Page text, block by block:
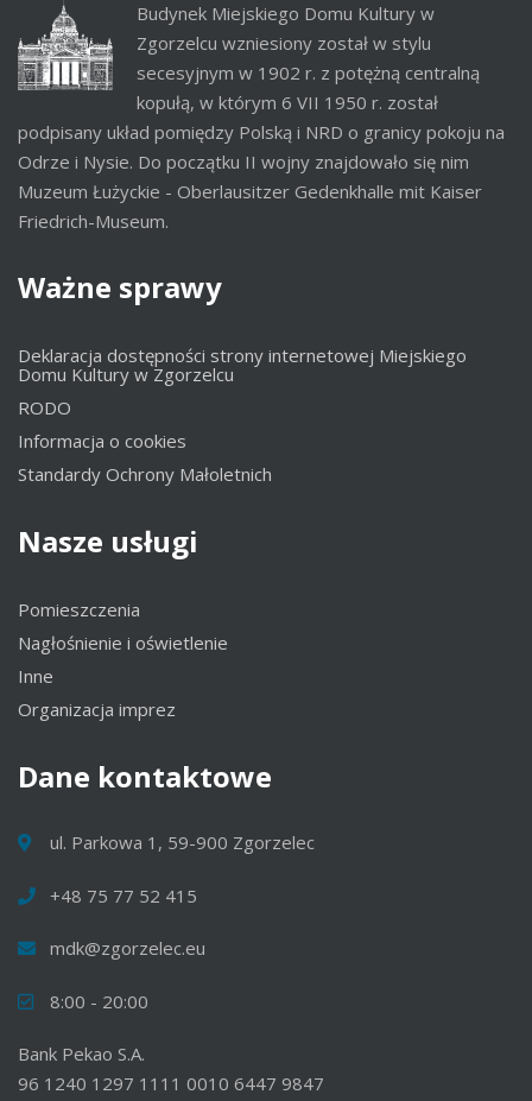
Budynek Miejskiego Domu Kultury w
Zgorzelcu wzniesiony został w stylu
secesyjnym w 1902 r. z potężną centralną
kopułą, w którym 6 VII 1950 r. został
podpisany układ pomiędzy Polską i NRD o granicy pokoju na
Odrze i Nysie. Do początku II wojny znajdowało się nim
Muzeum Łużyckie - Oberlausitzer Gedenkhalle mit Kaiser
Friedrich-Museum.
Ważne sprawy
Deklaracja dostępności strony internetowej Miejskiego
Domu Kultury w Zgorzelcu
RODO
Informacja o cookies
Standardy Ochrony Małoletnich
Nasze usługi
Pomieszczenia
Nagłośnienie i oświetlenie
Inne
Organizacja imprez
Dane kontaktowe
ul. Parkowa 1, 59-900 Zgorzelec
+48 75 77 52 415
mdk@zgorzelec.eu
8:00 - 20:00
Bank Pekao S.A.
96 1240 1297 1111 0010 6447 9847